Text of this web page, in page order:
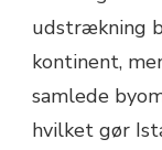
udstrækning
kontinent,
samlede
hvilket gør